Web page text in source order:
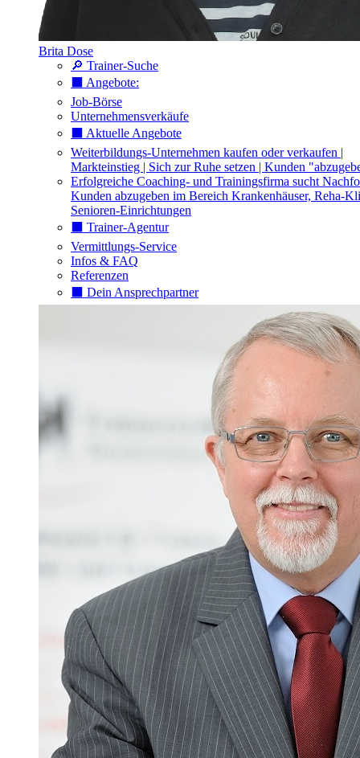
Brita Dose
🔎 Trainer-Suche
⬛️ Angebote:
Job-Börse
Unternehmensverkäufe
⬛️ Aktuelle Angebote
Weiterbildungs-Unternehmen kaufen oder verkaufen |
Markteinstieg | Sich zur Ruhe setzen | Kunden
Erfolgreiche Coaching- und Trainingsfirma sucht
Kunden abzugeben im Bereich Krankenhäuser, Reha-
Senioren-Einrichtungen
⬛️ Trainer-Agentur
Vermittlungs-Service
Infos & FAQ
Referenzen
⬛️ Dein Ansprechpartner